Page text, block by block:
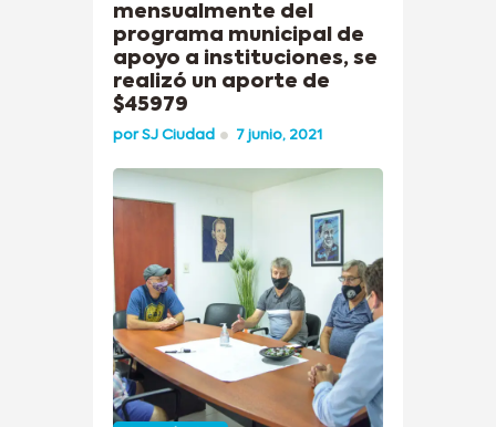
mensualmente del
programa municipal de
apoyo a instituciones, se
realizó un aporte de
$45979
porSJ Ciudad 7 junio, 2021